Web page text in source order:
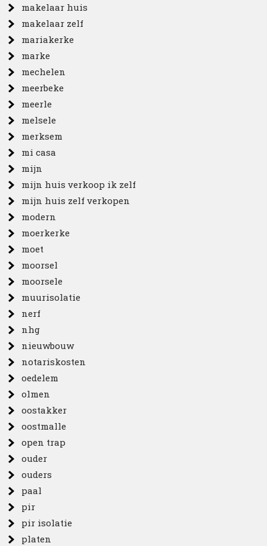
makelaar huis
makelaar zelf
mariakerke
marke
mechelen
meerbeke
meerle
melsele
merksem
mi casa
mijn
mijn huis verkoop ik zelf
mijn huis zelf verkopen
modern
moerkerke
moet
moorsel
moorsele
muurisolatie
nerf
nhg
nieuwbouw
notariskosten
oedelem
olmen
oostakker
oostmalle
open trap
ouder
ouders
paal
pir
pir isolatie
platen